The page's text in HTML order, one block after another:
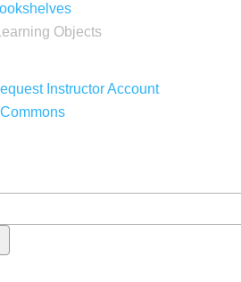
Learning Objects
Instructor Account